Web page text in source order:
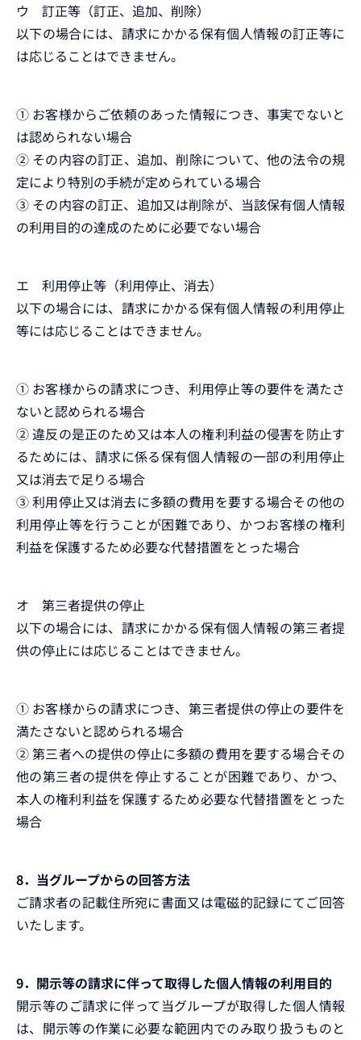
ウ 訂正等（訂正、追加、削除）
以下の場合には、請求にかかる保有個人情報の訂正等に
は応じることはできません。
➀ お客様からご依頼のあった情報につき、事実でないと
は認められない場合
➁ その内容の訂正、追加、削除について、他の法令の規
定により特別の手続が定められている場合
➂ その内容の訂正、追加又は削除が、当該保有個人情報
の利用目的の達成のために必要でない場合
エ 利用停止等（利用停止、消去）
以下の場合には、請求にかかる保有個人情報の利用停止
等には応じることはできません。
➀ お客様からの請求につき、利用停止等の要件を満たさ
ないと認められる場合
➁ 違反の是正のため又は本人の権利利益の侵害を防止す
るためには、請求に係る保有個人情報の一部の利用停止
又は消去で足りる場合
➂ 利用停止又は消去に多額の費用を要する場合その他の
利用停止等を行うことが困難であり、かつお客様の権利
利益を保護するため必要な代替措置をとった場合
オ 第三者提供の停止
以下の場合には、請求にかかる保有個人情報の第三者提
供の停止には応じることはできません。
➀ お客様からの請求につき、第三者提供の停止の要件を
満たさないと認められる場合
➁ 第三者への提供の停止に多額の費用を要する場合その
他の第三者の提供を停止することが困難であり、かつ、
本人の権利利益を保護するため必要な代替措置をとった
場合
8．当グループからの回答方法
ご請求者の記載住所宛に書面又は電磁的記録にてご回答
いたします。
9．開示等の請求に伴って取得した個人情報の利用目的
開示等のご請求に伴って当グループが取得した個人情報
は、開示等の作業に必要な範囲内でのみ取り扱うものと